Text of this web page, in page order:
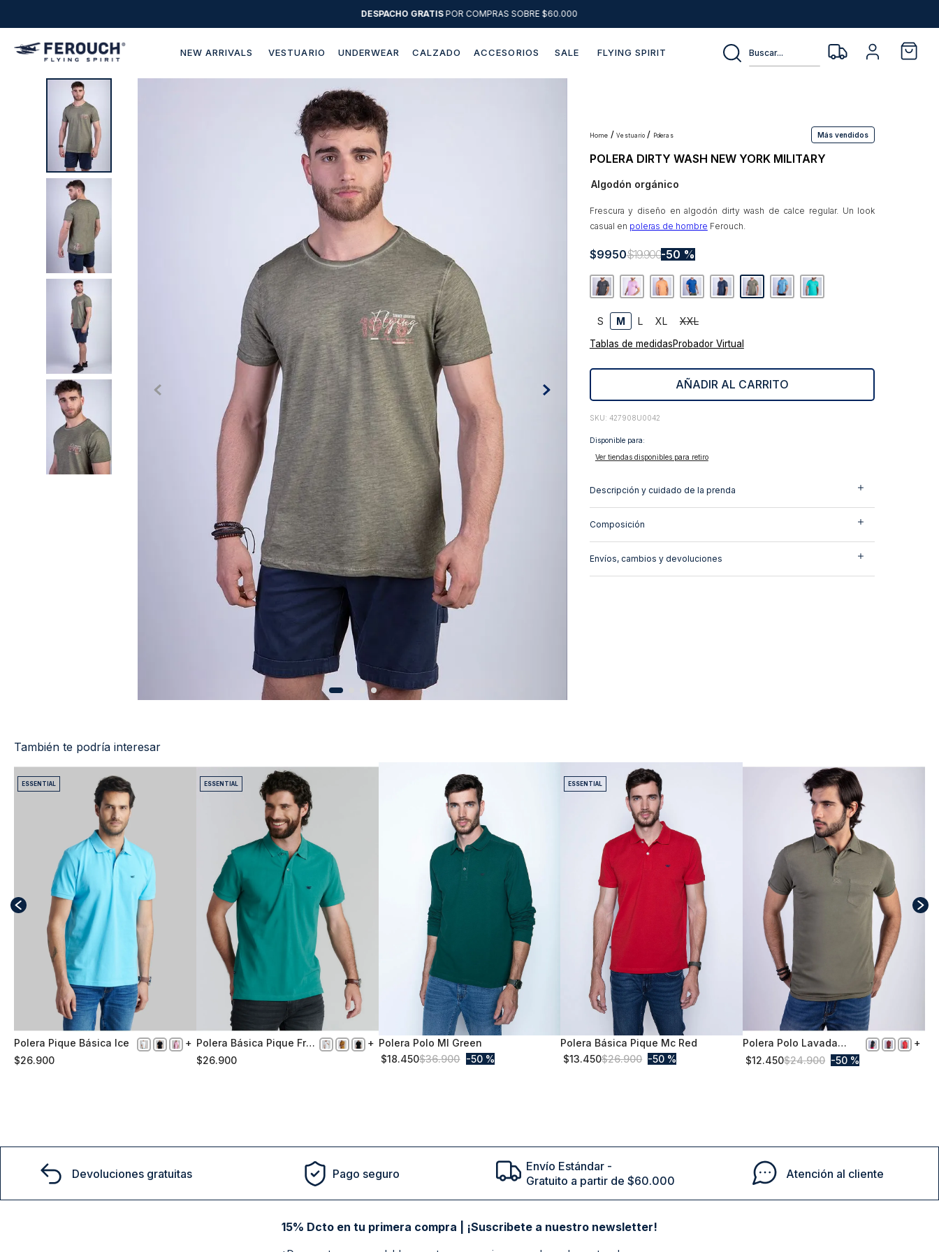
DESPACHO GRATISPOR COMPRAS SOBRE $60.000
NEW ARRIVALS VESTUARIO UNDERWEAR CALZADO ACCESORIOS SALE FLYING SPIRIT
Buscar...
vestuario poleras Más vendidos
POLERA DIRTY WASH NEW YORK MILITARY
Algodón orgánico
Frescura y diseño en algodón dirty wash de calce regular. Un look
casual en poleras de hombre Ferouch.
$9950$19.900 50 %
S M L XL XXL
Tablas de medidasProbador Virtual
AÑADIR AL CARRITO
: 427908U0042
Disponible para:
Ver tiendas disponibles para retiro
Descripción y cuidado de la prenda
Composición
Envíos, cambios y devoluciones
También te podría interesar
XXL
ESSENTIAL
Polera Pique Básica Ice
$26.900
S
ESSENTIAL
Polera Básica Pique Fr
River
$26.900
M
Polera Polo Ml Green
$18.450$36.900 50 %
XXL
ESSENTIAL
Polera Básica Pique Mc Red
$13.450$26.900 50 %
XL
Polera Polo Lavada
Orlando Military
$12.450$24.900 50 %
Devoluciones gratuitas Pago seguro
Envío Estándar -
Gratuito a partir de $60.000
Atención al cliente
15% Dcto en tu primera compra | ¡Suscribete a nuestro newsletter!
.
8.
blazer
9.
poleron
10. abrigo